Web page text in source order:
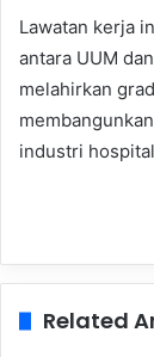
Lawatan kerja
antara UUM
melahirkan
industri
Related